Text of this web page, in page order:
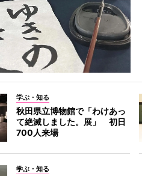
学ぶ・知る
秋田県立博物館で「わけあっ
て絶滅しました。展」 初日
700人来場
学ぶ・知る